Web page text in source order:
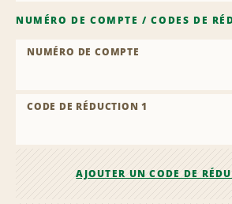
NUMÉRO DE COMPTE /CODES DE
NUMÉRO DE COMPTE
CODE DE RÉDUCTION 1
AJOUTER UN CODE DE